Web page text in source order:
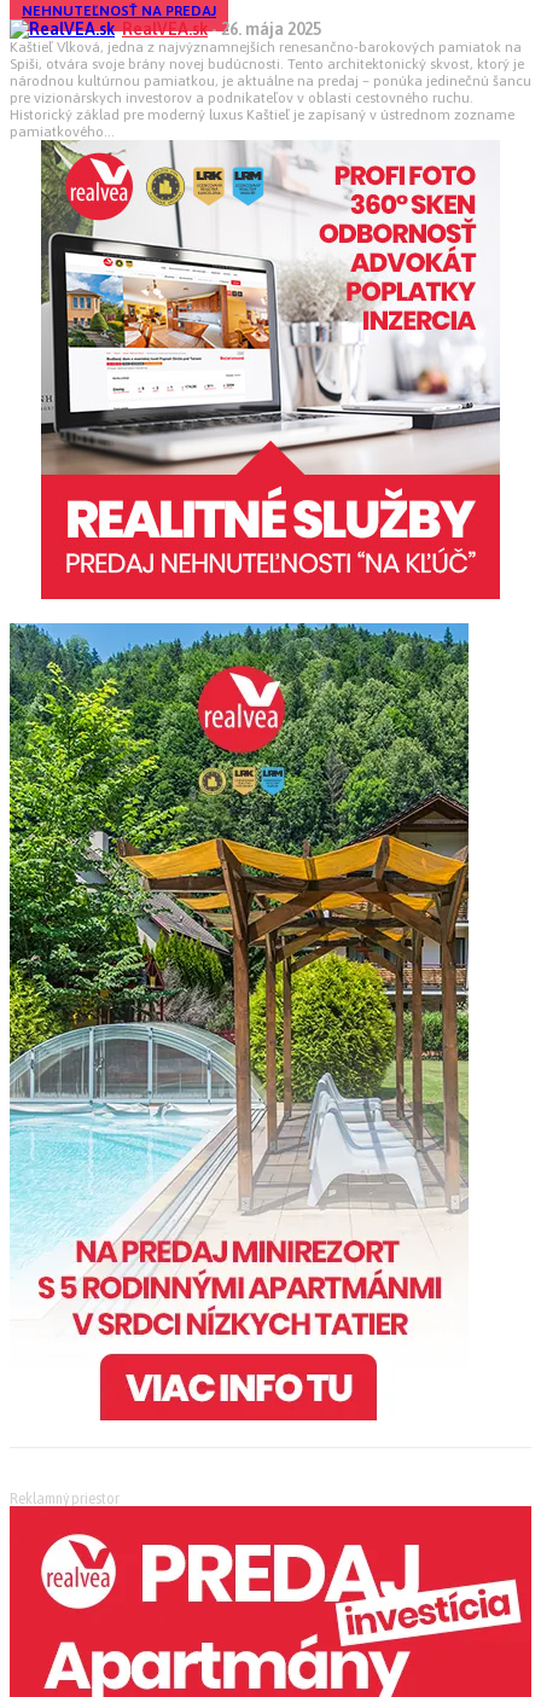
NEHNUTEĽNOSŤ NA PREDAJ
RealVEA.sk-26. mája 2025
Kaštieľ Vlková, jedna z najvýznamnejších renesančno-barokových pamiatok na
Spiši, otvára svoje brány novej budúcnosti. Tento architektonický skvost, ktorý je
národnou kultúrnou pamiatkou, je aktuálne na predaj – ponúka jedinečnú šancu
pre vizionárskych investorov a podnikateľov v oblasti cestovného ruchu.
Historický základ pre moderný luxus Kaštieľ je zapísaný v ústrednom zozname
pamiatkového...
Reklamný priestor